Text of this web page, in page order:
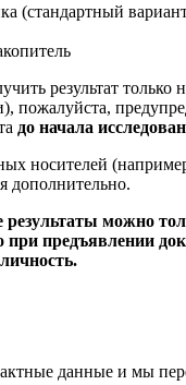
(стандартный
результат только
пожалуйста,
до начала
носителей
дополнительно.
можно
при предъявлении
данные и мы